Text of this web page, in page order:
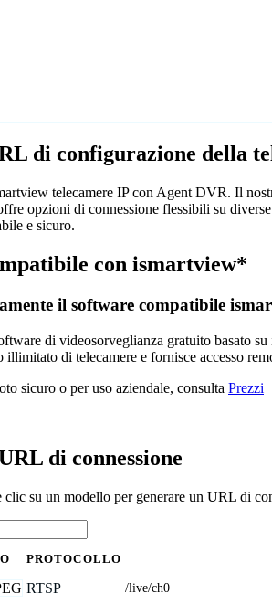
di configurazione della
telecamere IP con Agent DVR. Il
opzioni di connessione flessibili su
e sicuro.
con ismartview*
il software compatibile
di videosorveglianza gratuito basato
illimitato di telecamere e fornisce accesso
sicuro o per uso aziendale, consulta Prezzi
di connessione
clic su un modello per generare un URL di
PROTOCOLLO
RTSP /live/ch0